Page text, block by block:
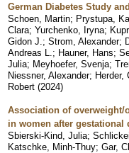
German Diabetes Study
Schoen, Martin; Prystupa,
Clara; Yurchenko, Iryna;
Gidon J. ; Strom, Alexander;
Andreas L. ; Hauner, Hans;
Julia; Meyhoefer, Svenja;
Niessner, Alexander; Herder,
Robert (2024)
Association of
in women after gestational
Sbierski-Kind, Julia;
Katschke, Minh-Thuy; Gar,